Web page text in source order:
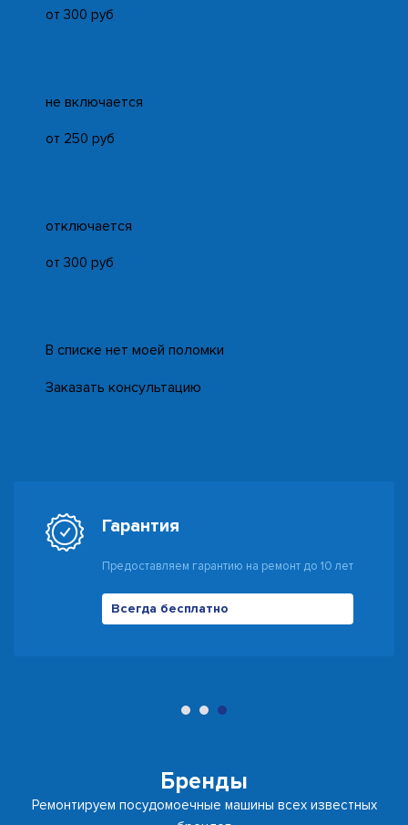
от 300 руб
не включается
от 250 руб
отключается
от 300 руб
В списке нет моей поломки
Заказать консультацию
500 руб
Гарантия
Предоставляем гарантию на ремонт до 10 лет
Всегда бесплатно
Бренды
Ремонтируем посудомоечные машины всех известных